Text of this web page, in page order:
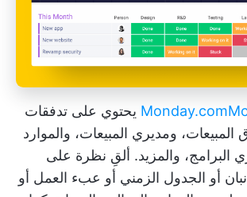
Monday.com يحتوي على تدفقات
ومديري المبيعات، والموارد
البرامج، والمزيد. ألقِ نظرة على
أو الجدول الزمني أو عبء العمل أو